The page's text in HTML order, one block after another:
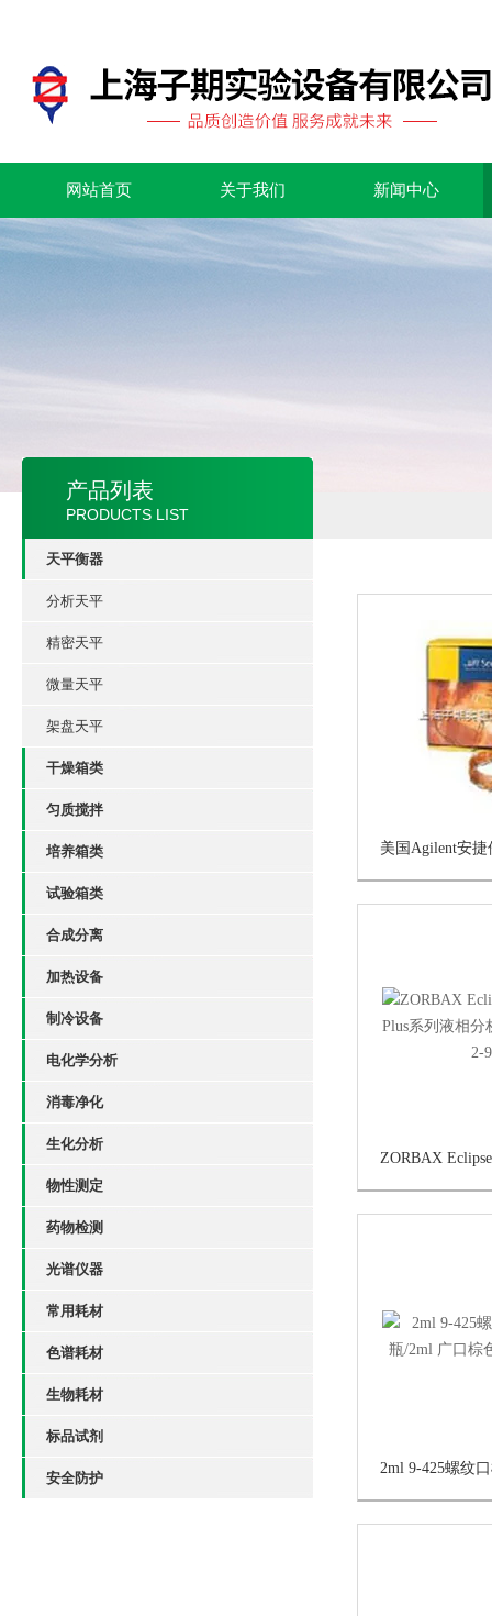
网站首页 关于我们 新闻中心
产品列表
PRODUCTS LIST
天平衡器
分析天平
精密天平
微量天平
架盘天平
干燥箱类
匀质搅拌
培养箱类
试验箱类
合成分离
加热设备
制冷设备
电化学分析
消毒净化
生化分析
物性测定
药物检测
光谱仪器
常用耗材
色谱耗材
生物耗材
标品试剂
安全防护